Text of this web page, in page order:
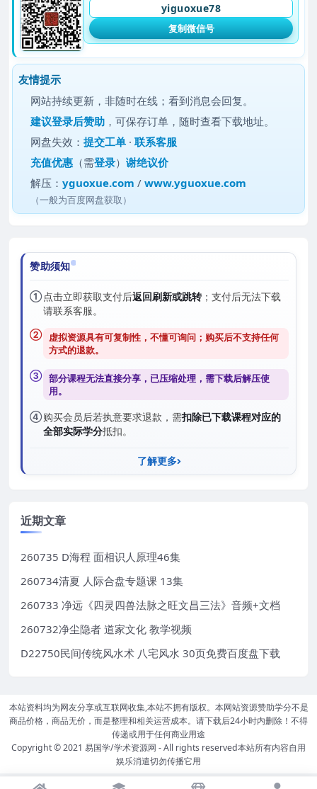
yiguoxue78
复制微信号
友情提示
网站持续更新，非随时在线；看到消息会回复。
建议登录后赞助 ，可保存订单，随时查看下载地址。
网盘失效：提交工单 ·联系客服
充值优惠 （需登录）谢绝议价
解压：yguoxue.com /www.yguoxue.com
（一般为百度网盘获取）
赞助须知
①点击立即获取支付后返回刷新或跳转；支付后无法下载
请联系客服。
② 虚拟资源具有可复制性，不懂可询问；购买后不支持任何
方式的退款。
③ 部分课程无法直接分享，已压缩处理，需下载后解压使
用。
④购买会员后若执意要求退款，需扣除已下载课程对应的
全部实际学分抵扣。
了解更多
近期文章
260735 D海程 面相识人原理46集
260734清夏 人际合盘专题课 13集
260733 净远《四灵四兽法脉之旺文昌三法》音频+文档
260732净尘隐者 道家文化 教学视频
D22750民间传统风水术 八宅风水 30页免费百度盘下载
本站资料均为网友分享或互联网收集,本站不拥有版权。本网站资源赞助学分不是
商品价格，商品无价，而是整理和相关运营成本。请下载后24小时内删除！不得
传递或用于任何商业用途
Copyright © 2021 易国学/学术资源网 - All rights reserved本站所有内容自用
娱乐消遣切勿传播它用